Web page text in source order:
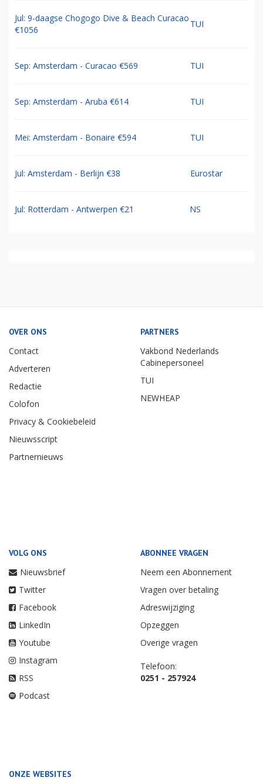
Jul: 9-daagse Chogogo Dive & Beach Curacao
€1056
TUI
Sep: Amsterdam - Curacao €569 TUI
Sep: Amsterdam - Aruba €614 TUI
Mei: Amsterdam - Bonaire €594 TUI
Jul: Amsterdam - Berlijn €38 Eurostar
Jul: Rotterdam - Antwerpen €21 NS
OVER ONS
Contact
Adverteren
Redactie
Colofon
Privacy & Cookiebeleid
Nieuwsscript
Partnernieuws
PARTNERS
Vakbond Nederlands
Cabinepersoneel
TUI
NEWHEAP
VOLG ONS
Nieuwsbrief
Twitter
Facebook
LinkedIn
Youtube
Instagram
RSS
Podcast
ABONNEE VRAGEN
Neem een Abonnement
Vragen over betaling
Adreswijziging
Opzeggen
Overige vragen
Telefoon:
0251 - 257924
ONZE WEBSITES